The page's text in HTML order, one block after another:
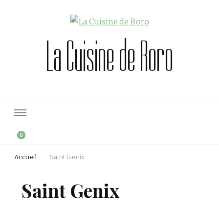
La Cuisine de Roro
0
Accueil Saint Genix
Saint Genix